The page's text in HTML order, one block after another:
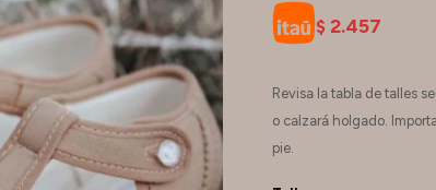
$ 2.457
Revisa la tabla de talles
o calzará holgado.
pie.